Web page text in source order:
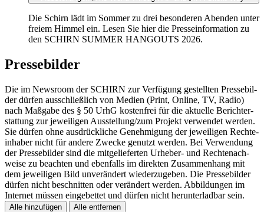
Die Schirn lädt im Sommer zu drei besonderen Abenden unter
freiem Himmel ein. Lesen Sie hier die Presseinformation zu
den SCHIRN SUMMER HANGOUTS 2026.
Pressebilder
Die im News­room der SCHIRN zur Verfü­gung gestell­ten Pres­se­bil­
der dürfen ausschließ­lich von Medien (Print, Online, TV, Radio)
nach Maßgabe des § 50 UrhG kosten­frei für die aktu­elle Bericht­er­
stat­tung zur jewei­li­gen Ausstel­lung/zum Projekt verwen­det werden.
Sie dürfen ohne ausdrück­li­che Geneh­mi­gung der jewei­li­gen Rech­te­
inha­ber nicht für andere Zwecke genutzt werden. Bei Verwen­dung
der Pres­se­bil­der sind die mitge­lie­fer­ten Urhe­ber- und Rech­te­nach­
weise zu beach­ten und eben­falls im direk­ten Zusam­men­hang mit
dem jewei­li­gen Bild unver­än­dert wieder­zu­ge­ben. Die Pres­se­bil­der
dürfen nicht beschnit­ten oder verän­dert werden. Abbil­dun­gen im
Inter­net müssen einge­bet­tet und dürfen nicht herun­ter­lad­bar sein.
Alle hinzufügen Alle entfernen